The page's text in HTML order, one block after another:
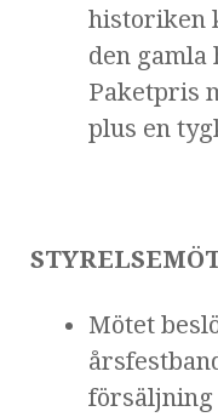
historiken
den gamla
Paketpris
plus en
Mötet
försäljning